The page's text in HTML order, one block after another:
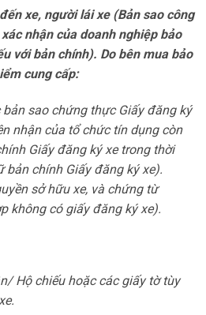
xe, người lái xe (Bản sao công
nhận của doanh nghiệp bảo
với bản chính). Do bên mua bảo
cung cấp:
sao chứng thực Giấy đăng ký
nhận của tổ chức tín dụng còn
Giấy đăng ký xe trong thời
chính Giấy đăng ký xe).
sở hữu xe, và chứng từ
không có giấy đăng ký xe).
Hộ chiếu hoặc các giấy tờ tùy